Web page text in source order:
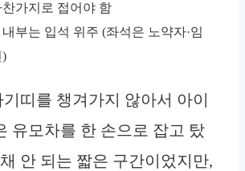
가지로 접어야 함
부는 입석 위주 (좌석은 노약자·임
)
띠를 챙겨가지 않아서 아이
유모차를 한 손으로 잡고 탔
안 되는 짧은 구간이었지만,